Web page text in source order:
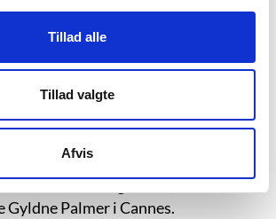
Tillad alle
Tillad valgte
Afvis
romaner, som i første omgang satte
Sidst i 1960'erne gjorde han sig
kulisser eller egentlig handling,
brug af skuespillernes stemmer
rekvisitter. Udover
blandt andre skrev og instruerede
”Die linkshändige Frau”, som blev
Palmer i Cannes.